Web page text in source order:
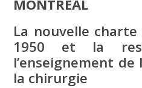
MONTRÉAL
La nouvelle
1950 et la
l’enseignement
la chirurgie